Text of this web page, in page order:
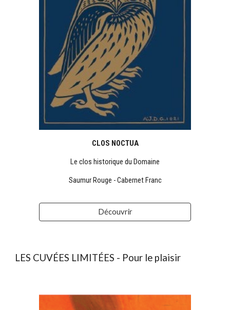
CLOS NOCTUA
Le clos historique du Domaine
Saumur Rouge -Cabernet Franc
Découvrir
LES CUVÉES LIMITÉES - Pour le plaisir